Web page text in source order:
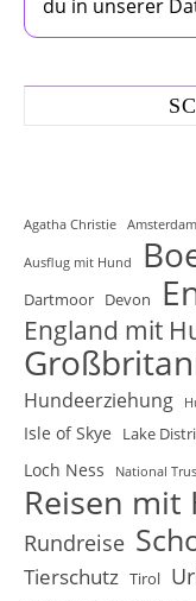
du in unserer
Agatha Christie Amsterdam
Ausflug mit Hund
Dartmoor Devon
England mit
Hundeerziehung
Isle of Skye Lake
Loch Ness National
Reisen mit
Rundreise
Tierschutz Tirol